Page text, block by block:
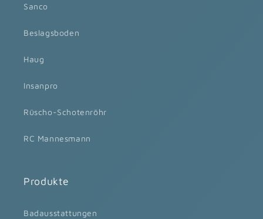
Sanco
Beslagsboden
Haug
Insanpro
Rüscho-Schotenröhr
RC Mannesmann
Produkte
Badausstattungen